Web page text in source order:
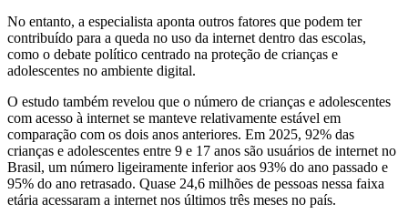
No entanto, a especialista aponta outros fatores que podem ter
contribuído para a queda no uso da internet dentro das escolas,
como o debate político centrado na proteção de crianças e
adolescentes no ambiente digital.
O estudo também revelou que o número de crianças e adolescentes
com acesso à internet se manteve relativamente estável em
comparação com os dois anos anteriores. Em 2025, 92% das
crianças e adolescentes entre 9 e 17 anos são usuários de internet no
Brasil, um número ligeiramente inferior aos 93% do ano passado e
95% do ano retrasado. Quase 24,6 milhões de pessoas nessa faixa
etária acessaram a internet nos últimos três meses no país.